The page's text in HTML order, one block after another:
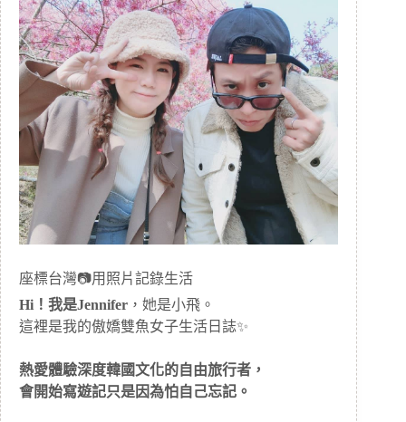
座標台灣📷用照片記錄生活
Hi！我是Jennifer ，她是小飛。
這裡是我的傲嬌雙魚女子生活日誌✨
熱愛體驗深度韓國文化的自由旅行者，
會開始寫遊記只是因為怕自己忘記。